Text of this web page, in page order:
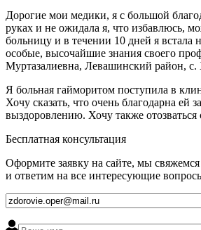
Дорогие мои медики, я с большой
руках и не ожидала я, что избавлюсь,
больницу и в течении 10 дней я встала
особые, высочайшие знания своего
Муртазалиевна, Левашинский район,
Я больная гайморитом поступила в
Хочу сказать, что очень благодарна
выздоровлению. Хочу также
Бесплатная консультация
Оформите заявку на сайте, мы
и ответим на все интересующие